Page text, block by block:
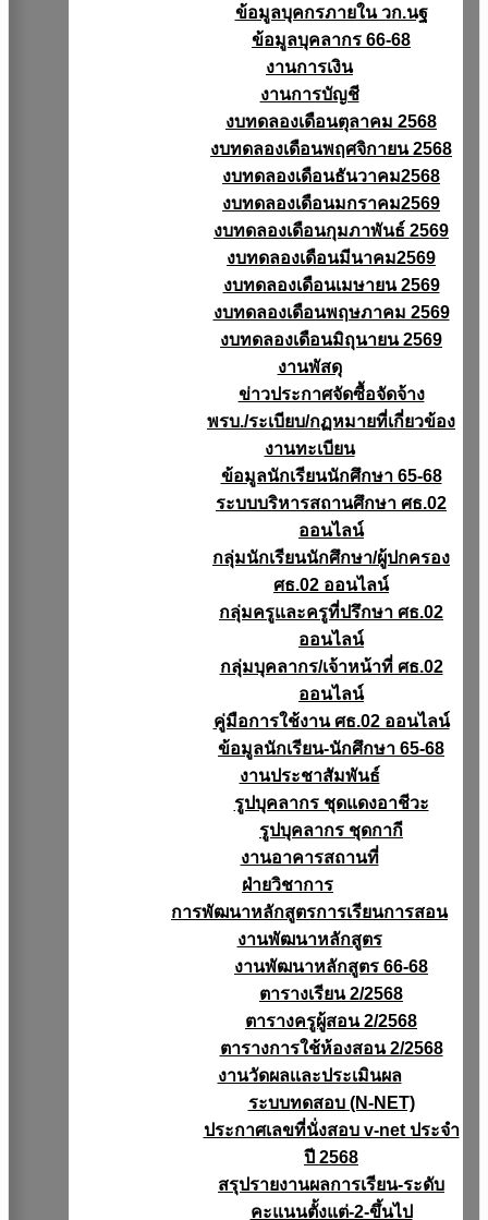
ข้อมูลบุคกรภายใน วก.นฐ
ข้อมูลบุคลากร 66-68
งานการเงิน
งานการบัญชี
งบทดลองเดือนตุลาคม 2568
งบทดลองเดือนพฤศจิกายน 2568
งบทดลองเดือนธันวาคม2568
งบทดลองเดือนมกราคม2569
งบทดลองเดือนกุมภาพันธ์ 2569
งบทดลองเดือนมีนาคม2569
งบทดลองเดือนเมษายน 2569
งบทดลองเดือนพฤษภาคม 2569
งบทดลองเดือนมิถุนายน 2569
งานพัสดุ
ข่าวประกาศจัดซื้อจัดจ้าง
พรบ./ระเบียบ/กฏหมายที่เกี่ยวข้อง
งานทะเบียน
ข้อมูลนักเรียนนักศึกษา 65-68
ระบบบริหารสถานศึกษา ศธ.02
ออนไลน์
กลุ่มนักเรียนนักศึกษา/ผู้ปกครอง
ศธ.02 ออนไลน์
กลุ่มครูและครูที่ปรึกษา ศธ.02
ออนไลน์
กลุ่มบุคลากร/เจ้าหน้าที่ ศธ.02
ออนไลน์
คู่มือการใช้งาน ศธ.02 ออนไลน์
ข้อมูลนักเรียน-นักศึกษา 65-68
งานประชาสัมพันธ์
รูปบุคลากร ชุดแดงอาชีวะ
รูปบุคลากร ชุดกากี
งานอาคารสถานที่
ฝ่ายวิชาการ
การพัฒนาหลักสูตรการเรียนการสอน
งานพัฒนาหลักสูตร
งานพัฒนาหลักสูตร 66-68
ตารางเรียน 2/2568
ตารางครูผู้สอน 2/2568
ตารางการใช้ห้องสอน 2/2568
งานวัดผลเเละประเมินผล
ระบบทดสอบ (N-NET)
ประกาศเลขที่นั่งสอบ v-net ประจำ
ปี 2568
สรุปรายงานผลการเรียน-ระดับ
คะแนนตั้งแต่-2-ขึ้นไป